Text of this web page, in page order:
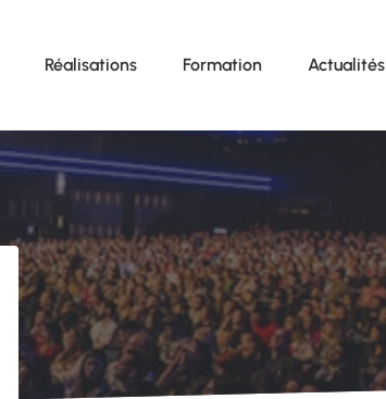
Réalisations Formation Actualités